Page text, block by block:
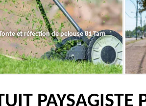
et réfection de pelouse 81 Tarn